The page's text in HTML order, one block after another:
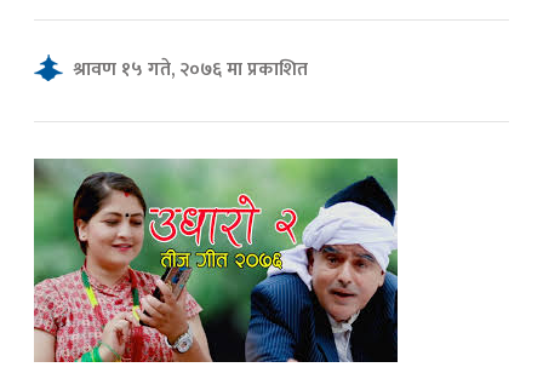
News
श्रावण १५ गते, २०७६ मा प्रकाशित